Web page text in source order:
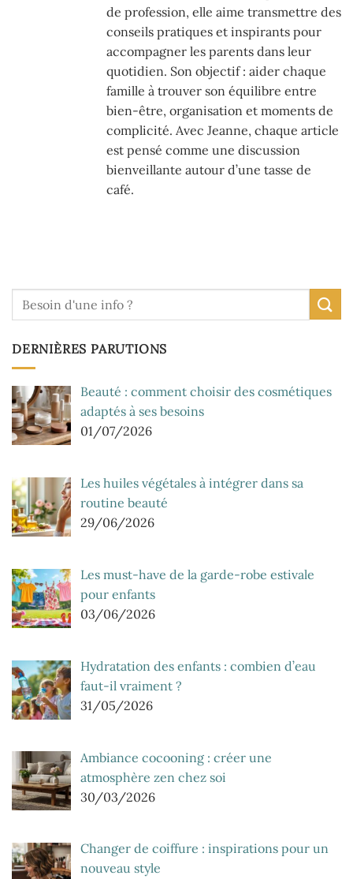
de profession, elle aime transmettre des
conseils pratiques et inspirants pour
accompagner les parents dans leur
quotidien. Son objectif : aider chaque
famille à trouver son équilibre entre
bien-être, organisation et moments de
complicité. Avec Jeanne, chaque article
est pensé comme une discussion
bienveillante autour d’une tasse de
café.
DERNIÈRES PARUTIONS
Beauté : comment choisir des cosmétiques
adaptés à ses besoins
01/07/2026
Les huiles végétales à intégrer dans sa
routine beauté
29/06/2026
Les must-have de la garde-robe estivale
pour enfants
03/06/2026
Hydratation des enfants : combien d’eau
faut-il vraiment ?
31/05/2026
Ambiance cocooning : créer une
atmosphère zen chez soi
30/03/2026
Changer de coiffure : inspirations pour un
nouveau style